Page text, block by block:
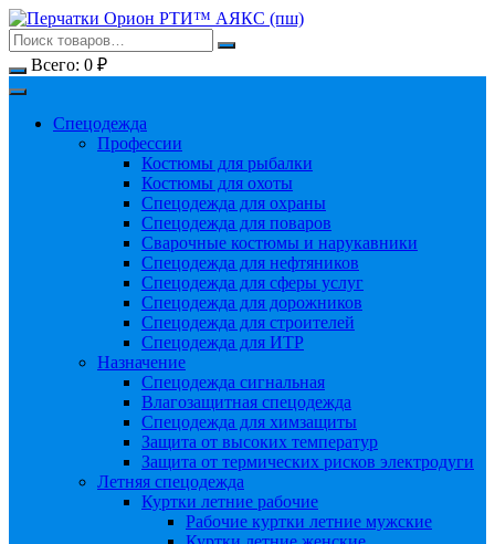
Перейти
к
содержимому
Всего: 0 ₽
Спецодежда
Профессии
Костюмы для рыбалки
Костюмы для охоты
Спецодежда для охраны
Спецодежда для поваров
Сварочные костюмы и нарукавники
Спецодежда для нефтяников
Спецодежда для сферы услуг
Спецодежда для дорожников
Спецодежда для строителей
Спецодежда для ИТР
Назначение
Спецодежда сигнальная
Влагозащитная спецодежда
Спецодежда для химзащиты
Защита от высоких температур
Защита от термических рисков электродуги
Летняя спецодежда
Куртки летние рабочие
Рабочие куртки летние мужские